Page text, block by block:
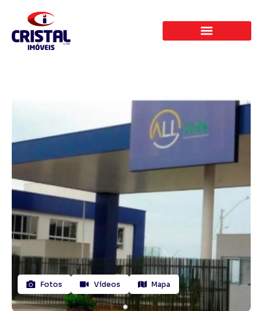
Fotos Vídeos Mapa